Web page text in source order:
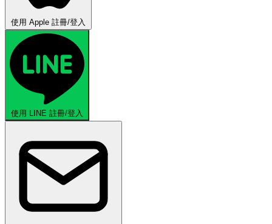
使用 Apple 註冊/登入
使用 LINE 註冊/登入